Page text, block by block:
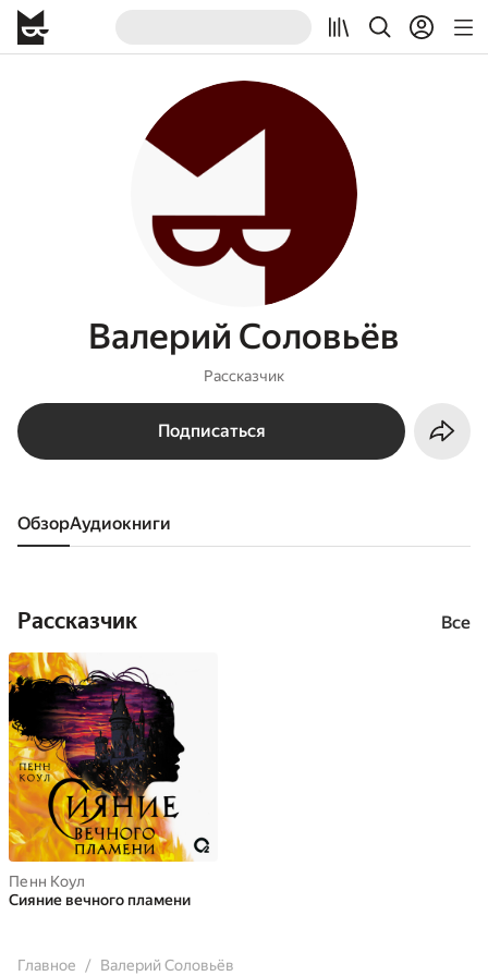
Валерий Соловьёв
Рассказчик
Подписаться
Обзор аудиокниги
Рассказчик Все
Пенн Коул
Сияние вечного пламени
Главное Валерий Соловьёв